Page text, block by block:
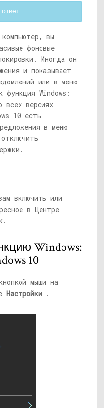
вы
фоновые
Иногда он
и показывает
или в меню
функция Windows:
всех версиях
10 есть
в меню
включить или
в Центре
Windows:
10
мыши на
Настройки .